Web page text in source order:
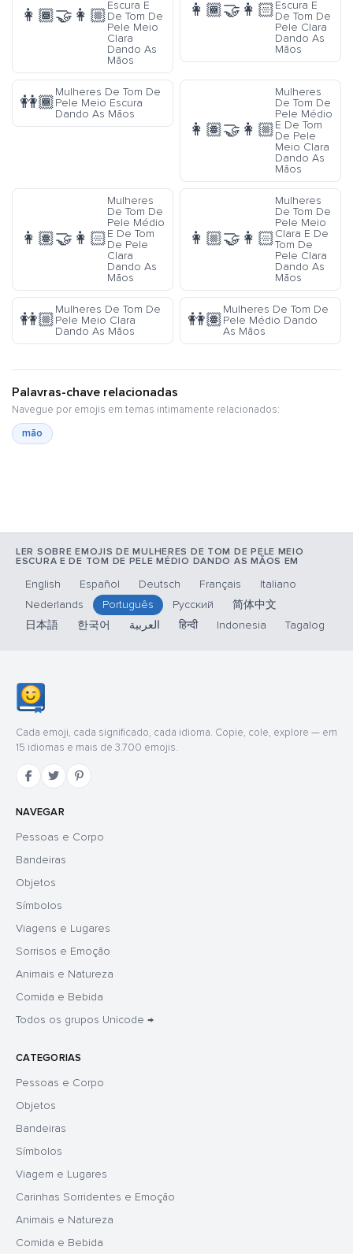
👩🏾‍🤝‍👩🏼
Escura E
De Tom De
Pele Meio
Clara
Dando As
Mãos
👩🏾‍🤝‍👩🏻Escura E
De Tom De
Pele Clara
Dando As
Mãos
👭🏾
Mulheres De Tom De
Pele Meio Escura
Dando As Mãos
👩🏽‍🤝‍👩🏼
Mulheres
De Tom De
Pele Médio
E De Tom
De Pele
Meio Clara
Dando As
Mãos
👩🏽‍🤝‍👩🏻
Mulheres
De Tom De
Pele Médio
E De Tom
De Pele
Clara
Dando As
Mãos
👩🏼‍🤝‍👩🏻
Mulheres
De Tom De
Pele Meio
Clara E De
Tom De
Pele Clara
Dando As
Mãos
👭🏼
Mulheres De Tom De
Pele Meio Clara
Dando As Mãos
👭🏽
Mulheres De Tom De
Pele Médio Dando
As Mãos
Palavras-chave relacionadas
Navegue por emojis em temas intimamente relacionados:
mão
LER SOBRE EMOJIS DE MULHERES DE TOM DE PELE MEIO
ESCURA E DE TOM DE PELE MÉDIO DANDO AS MÃOS EM
English Español Deutsch Français
Italiano
Nederlands
Português Русский
简体中文
日本語
한국어 العربية हिन्दी Indonesia Tagalog
Cada emoji, cada significado, cada idioma. Copie, cole, explore — em
15 idiomas e mais de 3.700 emojis.
NAVEGAR
Pessoas e Corpo
Bandeiras
Objetos
Símbolos
Viagens e Lugares
Sorrisos e Emoção
Animais e Natureza
Comida e Bebida
Todos os grupos Unicode →
CATEGORIAS
Pessoas e Corpo
Objetos
Bandeiras
Símbolos
Viagem e Lugares
Carinhas Sorridentes e Emoção
Animais e Natureza
Comida e Bebida